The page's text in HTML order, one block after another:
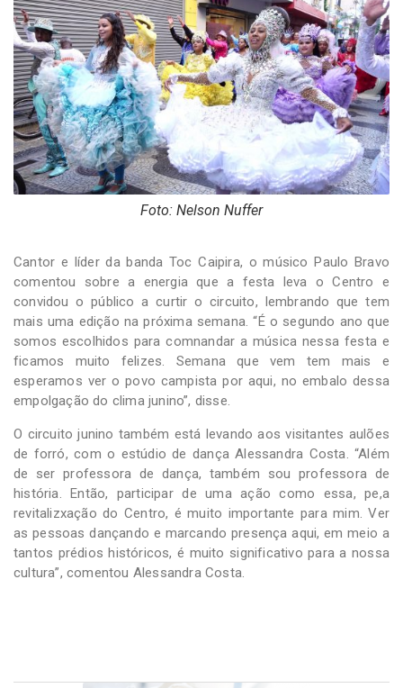
Foto: Nelson Nuffer
Cantor e líder da banda Toc Caipira, o músico Paulo Bravo
comentou sobre a energia que a festa leva o Centro e
convidou o público a curtir o circuito, lembrando que tem
mais uma edição na próxima semana. “É o segundo ano que
somos escolhidos para comnandar a música nessa festa e
ficamos muito felizes. Semana que vem tem mais e
esperamos ver o povo campista por aqui, no embalo dessa
empolgação do clima junino”, disse.
O circuito junino também está levando aos visitantes aulões
de forró, com o estúdio de dança Alessandra Costa. “Além
de ser professora de dança, também sou professora de
história. Então, participar de uma ação como essa, pe,a
revitalizxação do Centro, é muito importante para mim. Ver
as pessoas dançando e marcando presença aqui, em meio a
tantos prédios históricos, é muito significativo para a nossa
cultura”, comentou Alessandra Costa.